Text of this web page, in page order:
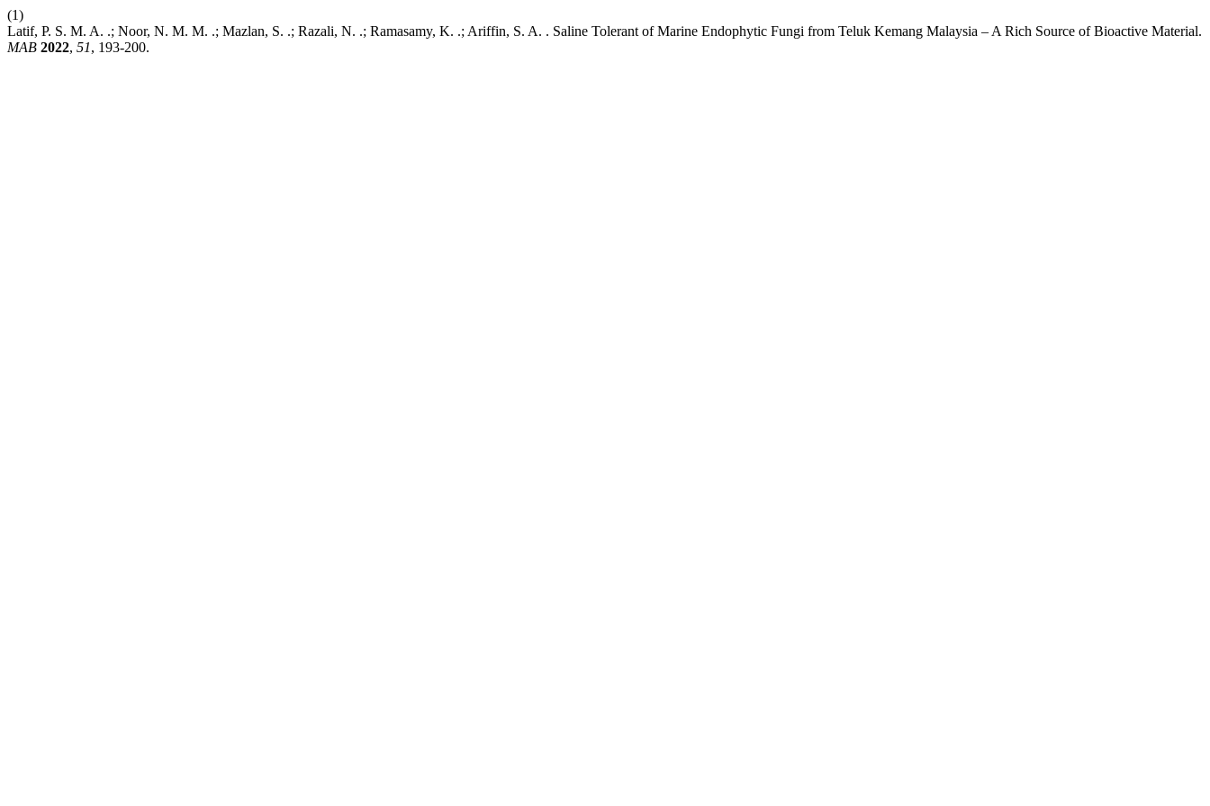
(1)
Latif, P. S. M. A. .; Noor, N. M. M. .; Mazlan, S. .; Razali, N. .; Ramasamy, K. .; Ariffin, S. A. . Saline Tolerant of Marine Endophytic Fungi from Teluk Kemang Malaysia – A Rich Source of Bioactive Material.
MAB 2022, 51, 193-200.